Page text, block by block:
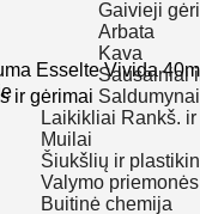
ir gėrimai
Gaivieji
Arbata
Kava
Sausainiai
Saldumynai
Laikikliai Rankš.
Muilai
Šiukšlių ir
Valymo priemonės
Buitinė chemija
Esselte Vivida